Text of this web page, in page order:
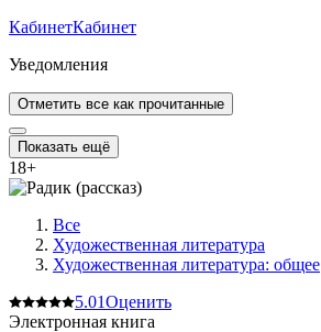
КабинетКабинет
Уведомления
Отметить все как прочитанные
Показать ещё
18+
Все
Художественная литература
Художественная литература: общее
5.01Оценить
Электронная книга